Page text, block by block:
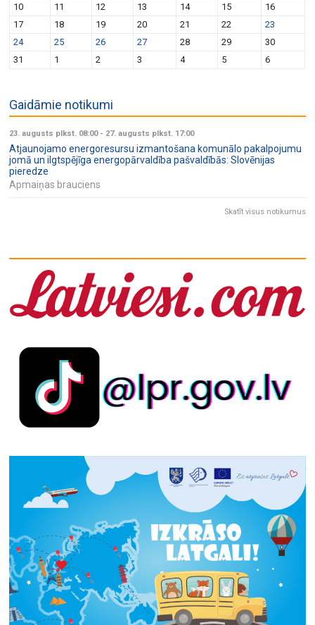
10
11 12 13 14 15
16
17
18 19 20 21 22
23
24
25 26 27 28 29
30
31
1 2 3 4 5 6
Gaidāmie notikumi
23. augusts plkst. 08:00- 27. augusts plkst. 17:00
Atjaunojamo energoresursu izmantošana komunālo pakalpojumu
jomā un ilgtspējīga energopārvaldība pašvaldībās: Slovēnijas
pieredze
Apmaiņas brauciens
Skatīt visus notikumus